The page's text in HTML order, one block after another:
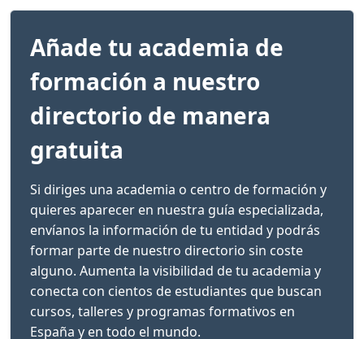
Añade tu academia de
formación a nuestro
directorio de manera
gratuita
Si diriges una academia o centro de formación y
quieres aparecer en nuestra guía especializada,
envíanos la información de tu entidad y podrás
formar parte de nuestro directorio sin coste
alguno. Aumenta la visibilidad de tu academia y
conecta con cientos de estudiantes que buscan
cursos, talleres y programas formativos en
España y en todo el mundo.